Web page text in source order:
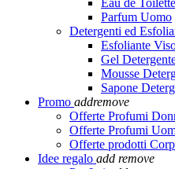
Eau de
Parfum Uomo
Detergenti ed
Esfoliante
Gel
Mousse
Sapone
Promo addremove
Offerte Profumi
Offerte Profumi
Offerte prodotti
Idee regalo add remove